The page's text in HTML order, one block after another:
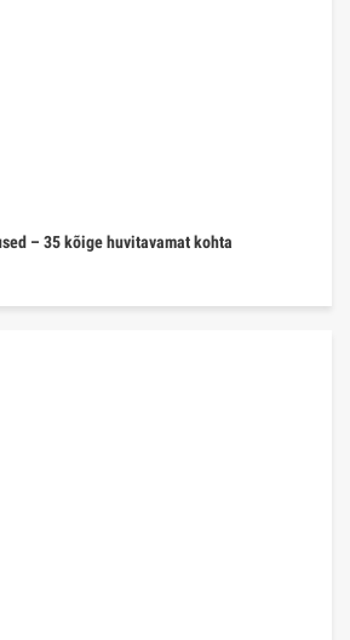
– 35 kõige huvitavamat kohta